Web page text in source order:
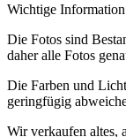
Wichtige Information
Die Fotos sind
daher alle Fotos
Die Farben und
geringfügig
Wir verkaufen altes,